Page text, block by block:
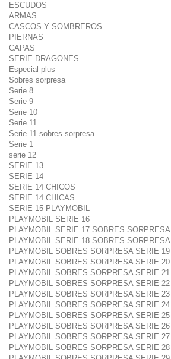
ESCUDOS
ARMAS
CASCOS Y SOMBREROS
PIERNAS
CAPAS
SERIE DRAGONES
Especial plus
Sobres sorpresa
Serie 8
Serie 9
Serie 10
Serie 11
Serie 11 sobres sorpresa
Serie 1
serie 12
SERIE 13
SERIE 14
SERIE 14 CHICOS
SERIE 14 CHICAS
SERIE 15 PLAYMOBIL
PLAYMOBIL SERIE 16
PLAYMOBIL SERIE 17 SOBRES SORPRESA
PLAYMOBIL SERIE 18 SOBRES SORPRESA
PLAYMOBIL SOBRES SORPRESA SERIE 19
PLAYMOBIL SOBRES SORPRESA SERIE 20
PLAYMOBIL SOBRES SORPRESA SERIE 21
PLAYMOBIL SOBRES SORPRESA SERIE 22
PLAYMOBIL SOBRES SORPRESA SERIE 23
PLAYMOBIL SOBRES SORPRESA SERIE 24
PLAYMOBIL SOBRES SORPRESA SERIE 25
PLAYMOBIL SOBRES SORPRESA SERIE 26
PLAYMOBIL SOBRES SORPRESA SERIE 27
PLAYMOBIL SOBRES SORPRESA SERIE 28